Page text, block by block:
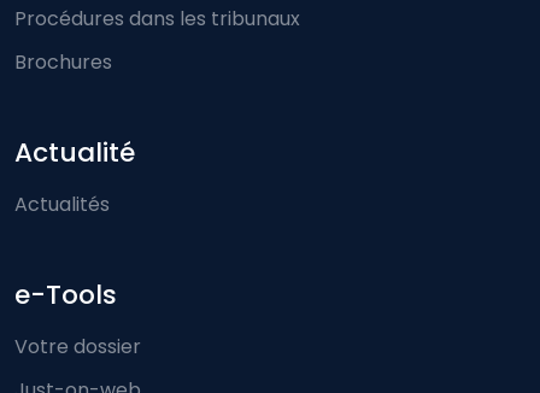
Procédures dans les tribunaux
Brochures
Actualité
Actualités
e-Tools
Votre dossier